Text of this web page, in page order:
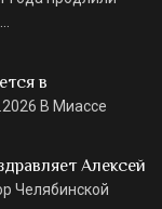
в
В Миассе
Алексей
Челябинской